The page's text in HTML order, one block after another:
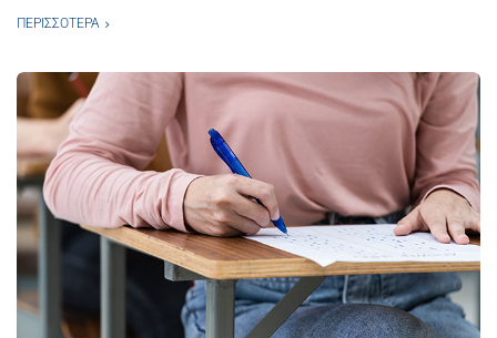
ΠΕΡΙΣΣΌΤΕΡΑ